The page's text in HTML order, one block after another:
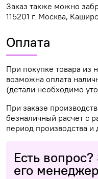
Заказ также можно
115201 г. Москва,
Оплата
При покупке товара из
возможна оплата
(детали необходимо
При заказе
безналичный расчет с
период производства и
Есть
его